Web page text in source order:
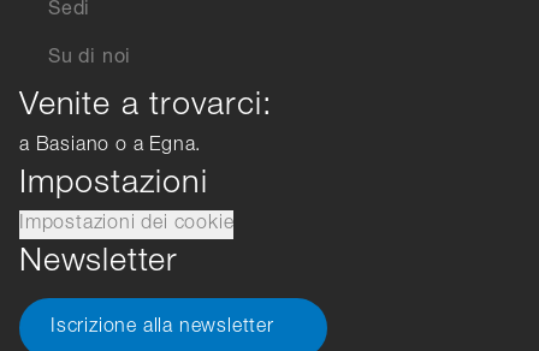
Sedi
Su di noi
Venite a trovarci:
a Basiano o a Egna.
Impostazioni
Impostazioni dei cookie
Newsletter
Iscrizione alla newsletter